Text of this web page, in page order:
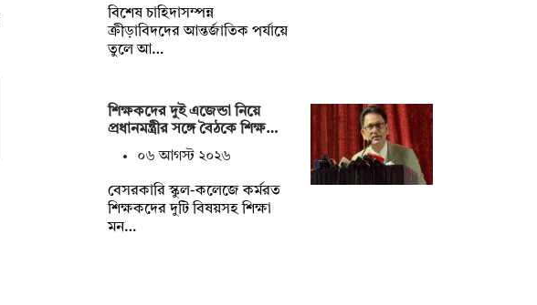
বিশেষ চাহিদাসম্পন্ন
ক্রীড়াবিদদের আন্তর্জাতিক পর্যায়ে
তুলে আ…
শিক্ষকদের দুই এজেন্ডা নিয়ে
প্রধানমন্ত্রীর সঙ্গে বৈঠকে শিক্ষ…
০৬ আগস্ট ২০২৬
বেসরকারি স্কুল-কলেজে কর্মরত
শিক্ষকদের দুটি বিষয়সহ শিক্ষা
মন…